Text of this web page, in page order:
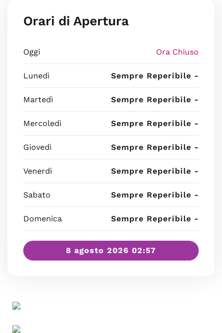
Orari di Apertura
Oggi Ora Chiuso
Lunedì Sempre Reperibile -
Martedì Sempre Reperibile -
Mercoledì Sempre Reperibile -
Giovedì Sempre Reperibile -
Venerdì Sempre Reperibile -
Sabato Sempre Reperibile -
Domenica Sempre Reperibile -
8 agosto 2026 02:57